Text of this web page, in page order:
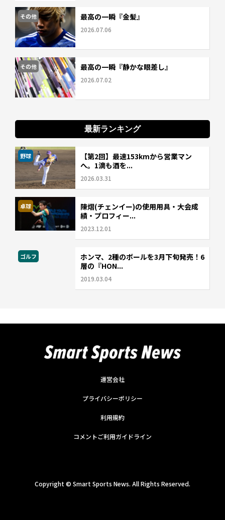
その他 最高の一瞬『金髪』
2026.07.06
その他 最高の一瞬『静かな眼差し』
2026.07.02
最新ランキング
野球
【第2回】最速153kmから営業マン
へ。1滴も酒を...
2026.03.31
卓球
陳熠(チェンイー)の使用用具・大会成
績・プロフィー...
2023.12.01
ゴルフ
ホンマ、2種のボールを3月下旬発売！6
層の『HON...
2019.03.04
運営会社
プライバシーポリシー
利用規約
コメントご利用ガイドライン
Copyright © Smart Sports News. All Rights Reserved.